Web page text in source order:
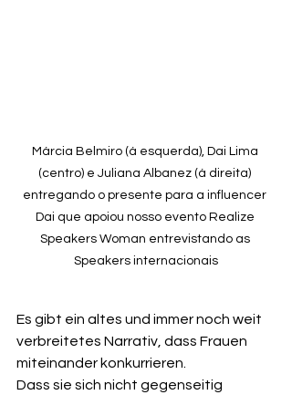
Márcia Belmiro (á esquerda), Dai Lima
(centro) e Juliana Albanez (á direita)
entregando o presente para a influencer
Dai que apoiou nosso evento Realize
Speakers Woman entrevistando as
Speakers internacionais
Es gibt ein altes und immer noch weit
verbreitetes Narrativ, dass Frauen
miteinander konkurrieren.
Dass sie sich nicht gegenseitig